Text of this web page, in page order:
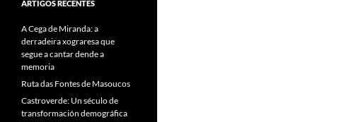
ARTIGOS RECENTES
A Cega de Miranda: a
derradeira xograresa que
segue a cantar dende a
memoria
Ruta das Fontes de Masoucos
Castroverde: Un século de
transformación demográfica